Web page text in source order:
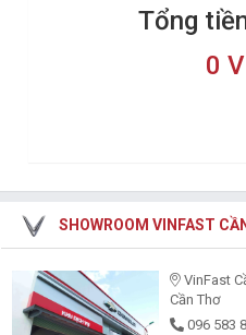
Tổng
0
SHOWROOM VINFAST
VinFast
Cần Thơ
096 583